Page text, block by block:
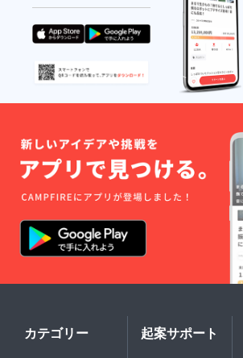
カテゴリー 起案サポート